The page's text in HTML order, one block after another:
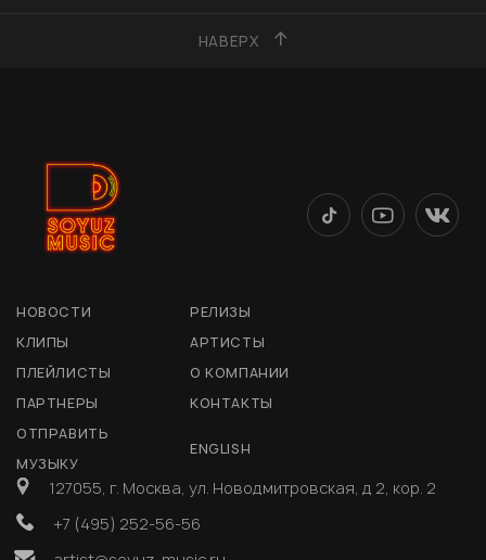
НАВЕРХ
НОВОСТИ
РЕЛИЗЫ
КЛИПЫ
АРТИСТЫ
ПЛЕЙЛИСТЫ
О КОМПАНИИ
ПАРТНЕРЫ
КОНТАКТЫ
ОТПРАВИТЬ
МУЗЫКУ
ENGLISH
127055, г. Москва, ул. Новодмитровская, д 2, кор. 2
+7 (495) 252-56-56